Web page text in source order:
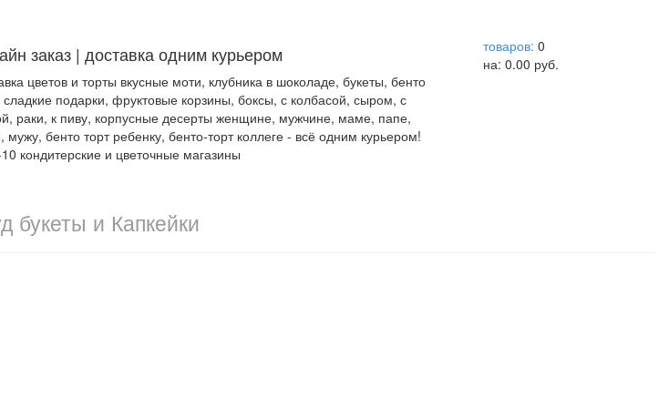
заказ | доставка одним курьером
цветов и торты вкусные моти, клубника в шоколаде, букеты, бенто
сладкие подарки, фруктовые корзины, боксы, с колбасой, сыром, с
раки, к пиву, корпусные десерты женщине, мужчине, маме, папе,
мужу, бенто торт ребенку, бенто-торт коллеге - всё одним курьером!
кондитерские и цветочные магазины
товаров: 0
на: 0.00 руб.
букеты и Капкейки